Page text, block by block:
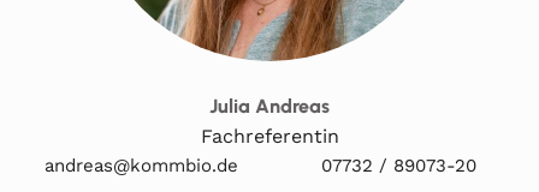
Julia Andreas
Fachreferentin
andreas@kommbio.de 07732 / 89073-20